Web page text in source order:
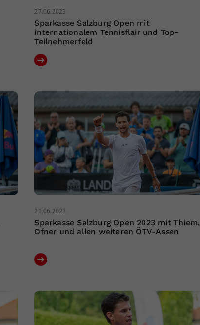
27.06.2023
Sparkasse Salzburg Open mit
internationalem Tennisflair und Top-
Teilnehmerfeld
21.06.2023
Sparkasse Salzburg Open 2023 mit Thiem,
Ofner und allen weiteren ÖTV-Assen